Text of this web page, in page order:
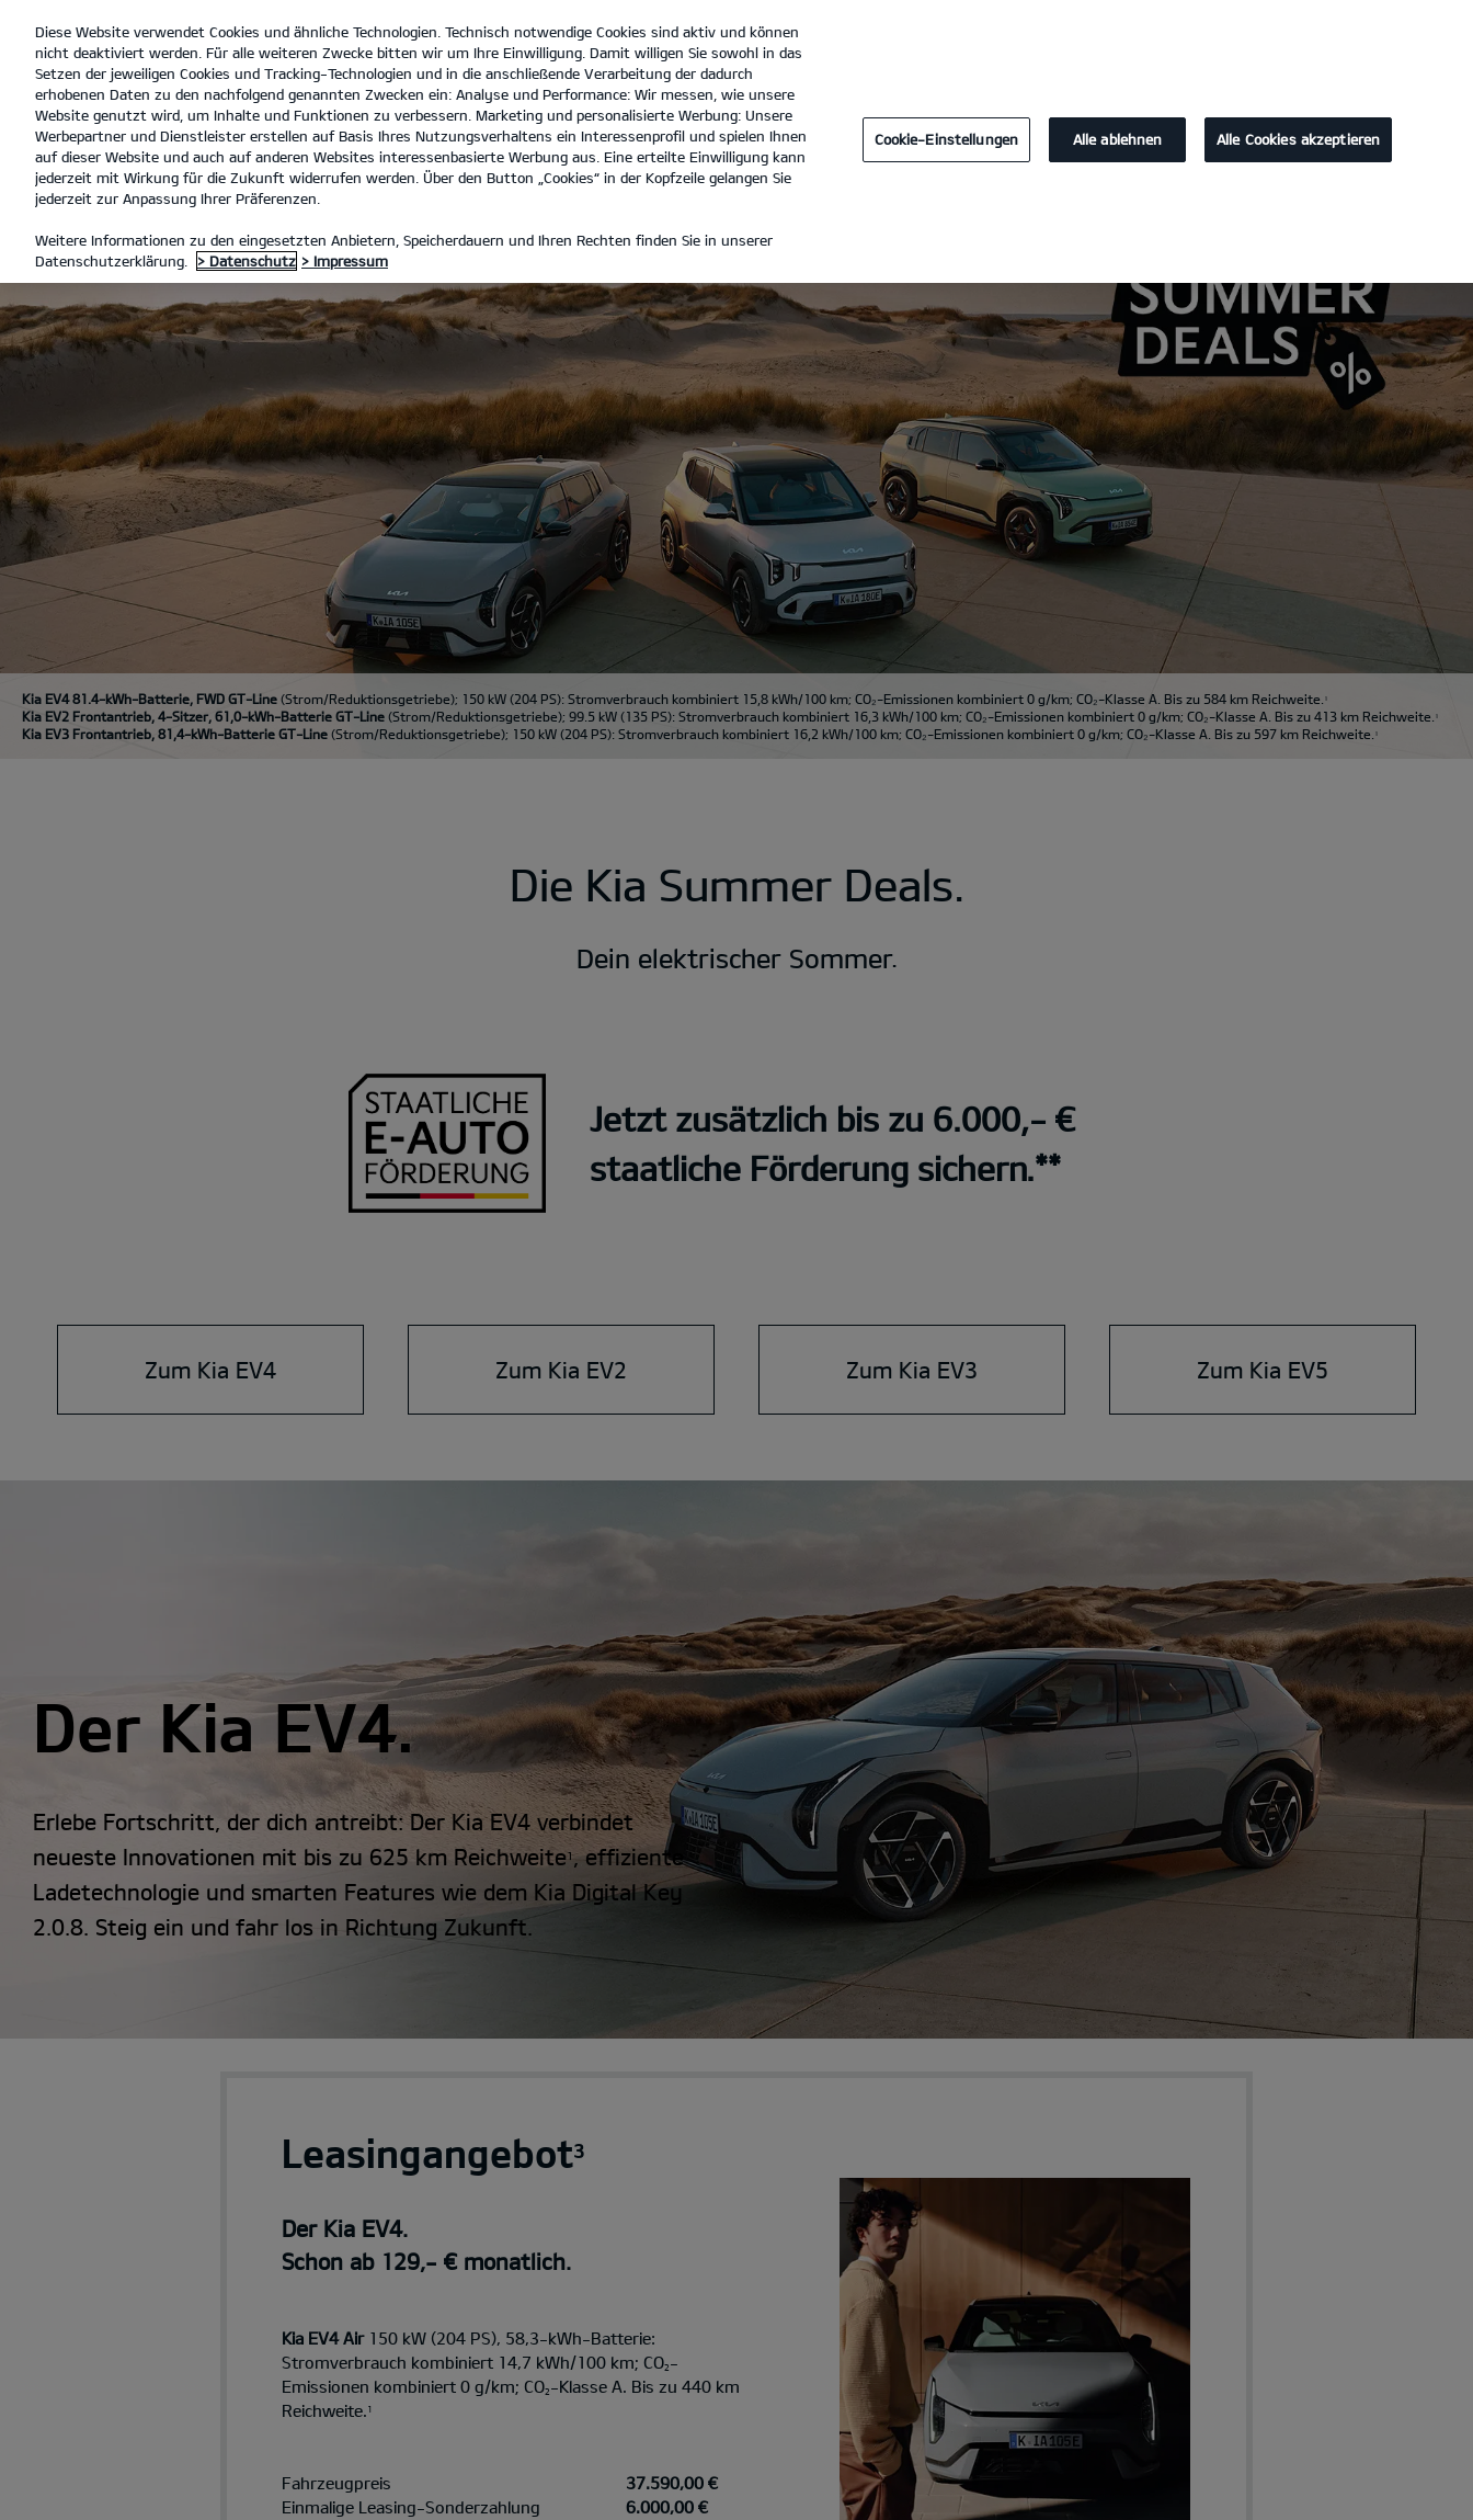
open
menu
Procar Automobile Movement GmbH
Kia EV4 81.4-kWh-Batterie, FWD GT-Line (Strom/Reduktionsgetriebe); 150 kW (204 PS): Stromverbrauch kombiniert 15,8 kWh/100 km; CO₂-Emissionen kombiniert 0 g/km; CO₂-Klasse A. Bis zu 584 km Reichweite. 1
Kia EV2 Frontantrieb, 4-Sitzer, 61,0-kWh-Batterie GT-Line (Strom/Reduktionsgetriebe); 99.5 kW (135 PS): Stromverbrauch kombiniert 16,3 kWh/100 km; CO₂-Emissionen kombiniert 0 g/km; CO₂-Klasse A. Bis zu 413 km Reichweite. 1
Kia EV3 Frontantrieb, 81,4-kWh-Batterie GT-Line (Strom/Reduktionsgetriebe); 150 kW (204 PS): Stromverbrauch kombiniert 16,2 kWh/100 km; CO₂-Emissionen kombiniert 0 g/km; CO₂-Klasse A. Bis zu 597 km Reichweite. 1
Die Kia Summer Deals.
Dein elektrischer Sommer.
Jetzt zusätzlich bis zu 6.000,- €
staatliche Förderung sichern.**
Zum Kia EV4 Zum Kia EV2 Zum Kia EV3 Zum Kia EV5
Der Kia EV4.
Erlebe Fortschritt, der dich antreibt: Der Kia EV4 verbindet
neueste Innovationen mit bis zu 625 km Reichweite1 , effiziente
Ladetechnologie und smarten Features wie dem Kia Digital Key
2.0.8. Steig ein und fahr los in Richtung Zukunft.
Leasingangebot3
Der Kia EV4.
Schon ab 129,- € monatlich.
Kia EV4 Air150 kW (204 PS), 58,3-kWh-Batterie:
Stromverbrauch kombiniert 14,7 kWh/100 km; CO2 -
Emissionen kombiniert 0 g/km; CO2 -Klasse A. Bis zu 440 km
Reichweite. 1
Fahrzeugpreis
37.590,00 €
Einmalige Leasing-Sonderzahlung
6.000,00 €
Diese Website verwendet Cookies und ähnliche Technologien. Technisch notwendige Cookies sind aktiv und können
nicht deaktiviert werden. Für alle weiteren Zwecke bitten wir um Ihre Einwilligung. Damit willigen Sie sowohl in das
Setzen der jeweiligen Cookies und Tracking-Technologien und in die anschließende Verarbeitung der dadurch
erhobenen Daten zu den nachfolgend genannten Zwecken ein: Analyse und Performance: Wir messen, wie unsere
Website genutzt wird, um Inhalte und Funktionen zu verbessern. Marketing und personalisierte Werbung: Unsere
Werbepartner und Dienstleister erstellen auf Basis Ihres Nutzungsverhaltens ein Interessenprofil und spielen Ihnen
auf dieser Website und auch auf anderen Websites interessenbasierte Werbung aus. Eine erteilte Einwilligung kann
jederzeit mit Wirkung für die Zukunft widerrufen werden. Über den Button „Cookies“ in der Kopfzeile gelangen Sie
jederzeit zur Anpassung Ihrer Präferenzen.
Weitere Informationen zu den eingesetzten Anbietern, Speicherdauern und Ihren Rechten finden Sie in unserer
Datenschutzerklärung.
> Datenschutz > Impressum
Cookie-Einstellungen Alle ablehnen Alle Cookies akzeptieren